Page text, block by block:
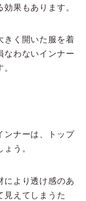
果もあります。
きく開いた服を着
なわないインナー
ンナーは、トップ
う。
により透け感のあ
見えてしまうた